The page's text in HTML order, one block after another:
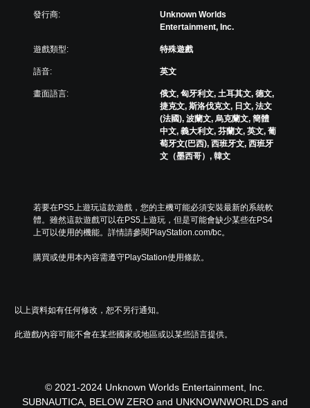
發行商:
Unknown Worlds
Entertainment, Inc.
遊戲類型: 特殊遊戲
語音: 英文
畫面語言:
俄文, 匈牙利文, 土耳其文, 德文,
捷克文, 斯洛伐克文, 日文, 法文
(法國), 波蘭文, 烏克蘭文, 簡體
中文, 義大利文, 芬蘭文, 英文, 葡
萄牙文(巴西), 西班牙文, 西班牙
文（墨西哥）, 韓文
若要在PS5上遊玩這款遊戲，您的主機可能必須安裝最新的系統軟
體。雖然這款遊戲可以在PS5上遊玩，但是可能會缺少某些在PS4
上可以使用的機能。詳情請參閱PlayStation.com/bc。
購買或使用本內容需遵守PlayStation使用條款。
以上資料如有任何修改，恕不另行通知。
此遊戲/內容可能不會在某些國家或地區或以某些語言提供。
© 2021-2024 Unknown Worlds Entertainment, Inc.
SUBNAUTICA, BELOW ZERO and UNKNOWNWORLDS and